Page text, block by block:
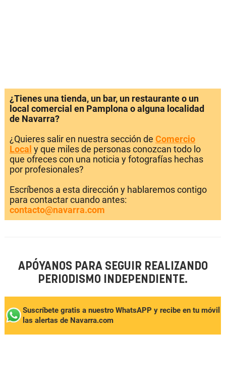
¿Tienes una tienda, un bar, un restaurante o un
local comercial en Pamplona o alguna localidad
de Navarra?
¿Quieres salir en nuestra sección de Comercio
Local y que miles de personas conozcan todo lo
que ofreces con una noticia y fotografías hechas
por profesionales?
Escríbenos a esta dirección y hablaremos contigo
para contactar cuando antes:
contacto@navarra.com
APÓYANOS PARA SEGUIR REALIZANDO
PERIODISMO INDEPENDIENTE.
Suscríbete gratis a nuestro WhatsAPP y recibe en tu móvil
las alertas de Navarra.com